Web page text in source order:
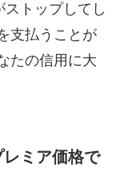
トップしてし
支払うことが
たの信用に大
ミア価格で